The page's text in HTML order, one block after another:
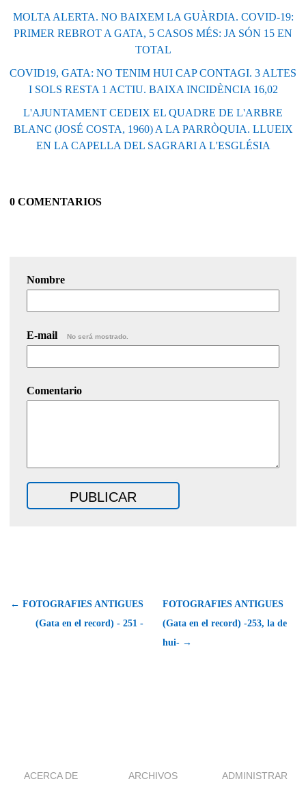
MOLTA ALERTA. NO BAIXEM LA GUÀRDIA. COVID-19:
PRIMER REBROT A GATA, 5 CASOS MÉS: JA SÓN 15 EN
TOTAL
COVID19, GATA: NO TENIM HUI CAP CONTAGI. 3 ALTES
I SOLS RESTA 1 ACTIU. BAIXA INCIDÈNCIA 16,02
L'AJUNTAMENT CEDEIX EL QUADRE DE L'ARBRE
BLANC (JOSÉ COSTA, 1960) A LA PARRÒQUIA. LLUEIX
EN LA CAPELLA DEL SAGRARI A L'ESGLÉSIA
0 COMENTARIOS
Nombre
E-mail No será mostrado.
Comentario
← FOTOGRAFIES ANTIGUES
(Gata en el record) - 251 -
FOTOGRAFIES ANTIGUES
(Gata en el record) -253, la de
hui- →
ACERCA DE ARCHIVOS ADMINISTRAR